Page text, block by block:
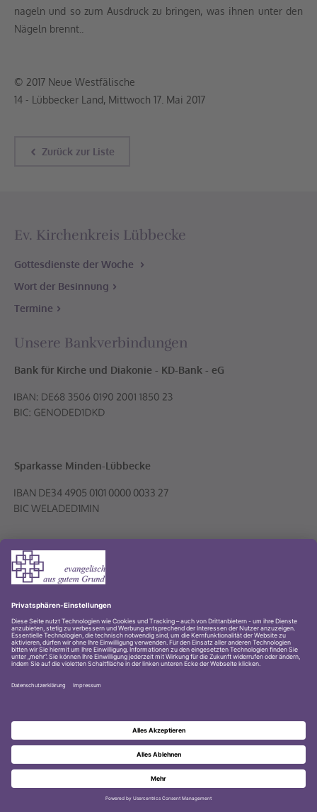
nageln und so zum Ausdruck zu bringen, was ihnen unter den
Nägeln brennt..
© 2017 Neue Westfälische
14 - Lübbecker Land, Mittwoch 17. Mai 2017
Zurück zur Liste
Ev. Kirchenkreis Lübbecke
Gottesdienste der Woche
Wort der Besinnung
Termine
Unsere Bankverbindungen
Bank für Kirche und Diakonie - KD-Bank - eG
Sparkasse Minden-Lübbecke
Volksbank PLUS eG
© 2001-2026 Evangelischer Kirchenkreis Lübbecke
Datenschutz Youtube-Kanal